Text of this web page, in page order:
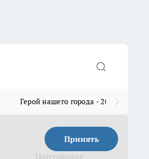
Герой нашего города - 2025
Принять